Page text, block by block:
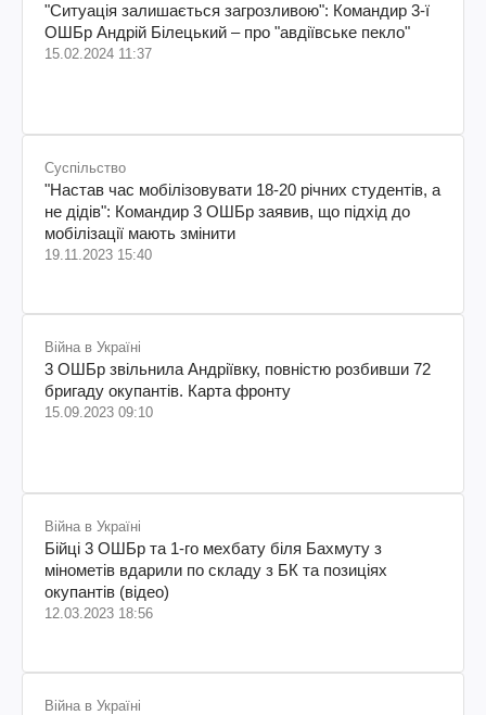
"Ситуація залишається загрозливою": Командир 3-ї
ОШБр Андрій Білецький – про "авдіївське пекло"
15.02.2024 11:37
Суспільство
"Настав час мобілізовувати 18-20 річних студентів, а
не дідів": Командир 3 ОШБр заявив, що підхід до
мобілізації мають змінити
19.11.2023 15:40
Війна в Україні
3 ОШБр звільнила Андріївку, повністю розбивши 72
бригаду окупантів. Карта фронту
15.09.2023 09:10
Війна в Україні
Бійці 3 ОШБр та 1-го мехбату біля Бахмуту з
мінометів вдарили по складу з БК та позиціях
окупантів (відео)
12.03.2023 18:56
Війна в Україні